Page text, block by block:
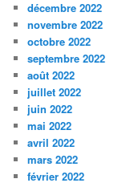
décembre 2022
novembre 2022
octobre 2022
septembre 2022
août 2022
juillet 2022
juin 2022
mai 2022
avril 2022
mars 2022
février 2022